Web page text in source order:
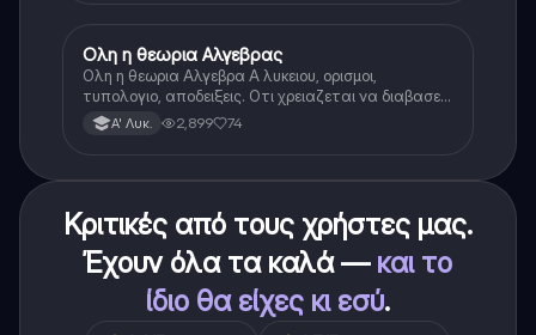
Μαθηματικά
Ολη η θεωρια Αλγεβρας
Ολη η θεωρια Αλγεβρα Α λυκειου, ορισμοι,
τυπολογιο, αποδειξεις. Οτι χρειαζεται να διαβασεις
για το θεωρητικο κομματι της αλγεβρας.
Α' Λυκ. 2,899 74
Κριτικές από τους χρήστες μας.
Έχουν όλα τα καλά — και το
ίδιο θα είχες κι εσύ.